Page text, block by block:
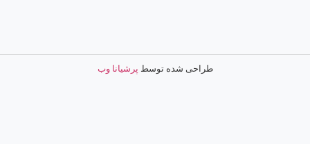
طراحی شده توسطپرشیانا وب